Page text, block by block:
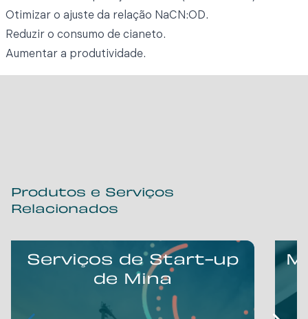
Otimizar o ajuste da relação NaCN:OD.
Reduzir o consumo de cianeto.
Aumentar a produtividade.
Produtos e Serviços
Relacionados
Serviços de Start-up
de Mina